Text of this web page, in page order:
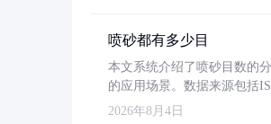
喷砂都有多少目
本文系统介绍了喷砂目数的
的应用场景。数据来源包括
2026年8月4日